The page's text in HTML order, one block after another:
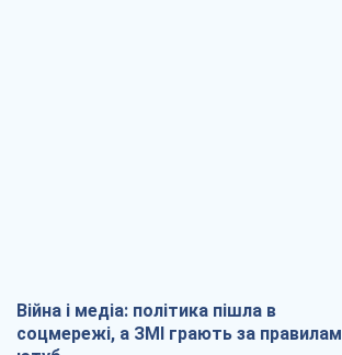
Війна і медіа: політика пішла в
соцмережі, а ЗМІ грають за